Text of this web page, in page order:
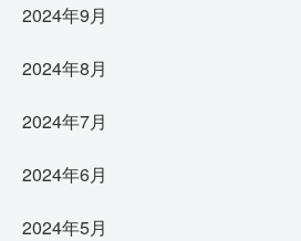
2024年9月
2024年8月
2024年7月
2024年6月
2024年5月